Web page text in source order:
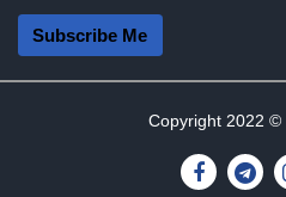
Subscribe Me
Copyright 2022 ©